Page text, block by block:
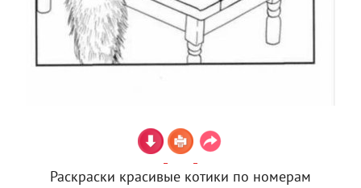
Раскраски красивые котики по номерам